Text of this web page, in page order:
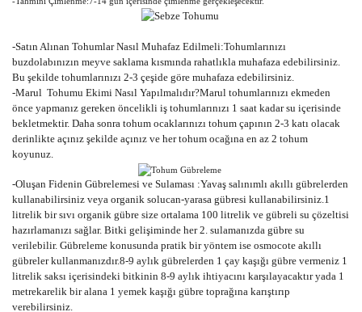
-Satın Alınan Tohumlar Nasıl Muhafaz Edilmeli:Tohumlarınızı
buzdolabınızın meyve saklama kısmında rahatlıkla muhafaza edebilirsiniz.
Bu şekilde tohumlarınızı 2-3 çeşide göre muhafaza edebilirsiniz.
-Marul Tohumu Ekimi Nasıl Yapılmalıdır?Marul tohumlarınızı ekmeden
önce yapmanız gereken öncelikli iş tohumlarınızı 1 saat kadar su içerisinde
bekletmektir. Daha sonra tohum ocaklarınızı tohum çapının 2-3 katı olacak
derinlikte açınız şekilde açınız ve her tohum ocağına en az 2 tohum
koyunuz.
-Oluşan Fidenin Gübrelemesi ve Sulaması :Yavaş salınımlı akıllı gübrelerden
kullanabilirsiniz veya organik solucan-yarasa gübresi kullanabilirsiniz.1
litrelik bir sıvı organik gübre size ortalama 100 litrelik ve gübreli su çözeltisi
hazırlamanızı sağlar. Bitki gelişiminde her 2. sulamanızda gübre su
verilebilir. Gübreleme konusunda pratik bir yöntem ise osmocote akıllı
gübreler kullanmanızdır.8-9 aylık gübrelerden 1 çay kaşığı gübre vermeniz 1
litrelik saksı içerisindeki bitkinin 8-9 aylık ihtiyacını karşılayacaktır yada 1
metrekarelik bir alana 1 yemek kaşığı gübre toprağına karıştırıp
verebilirsiniz.